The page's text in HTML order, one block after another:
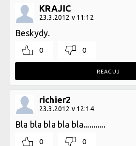
KRAJIC
23.3.2012 v 11:12
Beskydy.
0 0
REAGUJ
richier2
23.3.2012 v 12:14
Bla bla bla bla bla...........
0 0